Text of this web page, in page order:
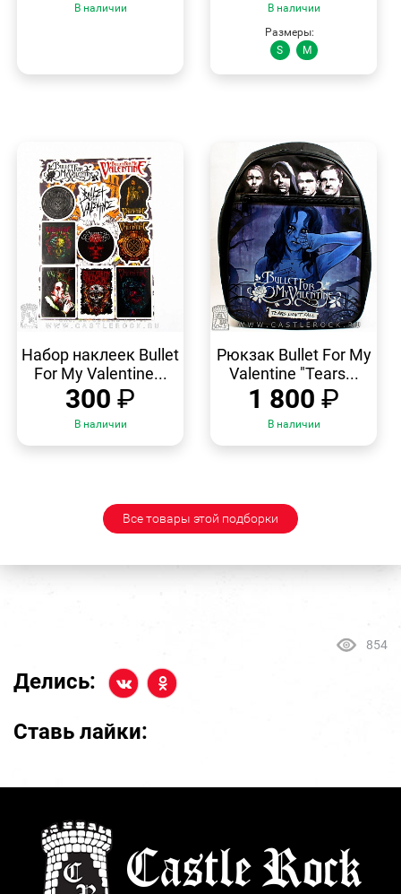
В наличии
В наличии
Размеры:
S
M
ПРОСМОТР
Набор наклеек Bullet
For My Valentine...
300 ₽
В наличии
ПРОСМОТР
Рюкзак Bullet For My
Valentine "Tears...
1 800 ₽
В наличии
Все товары этой подборки
854
Делись:
Ставь лайки: